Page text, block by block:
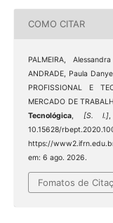
COMO CITAR
PALMEIRA,
ANDRADE, Paula
PROFISSIONAL E
MERCADO DE
Tecnológica, [S. l.]
10.15628/
https://
em: 6 ago. 2026.
Fomatos de